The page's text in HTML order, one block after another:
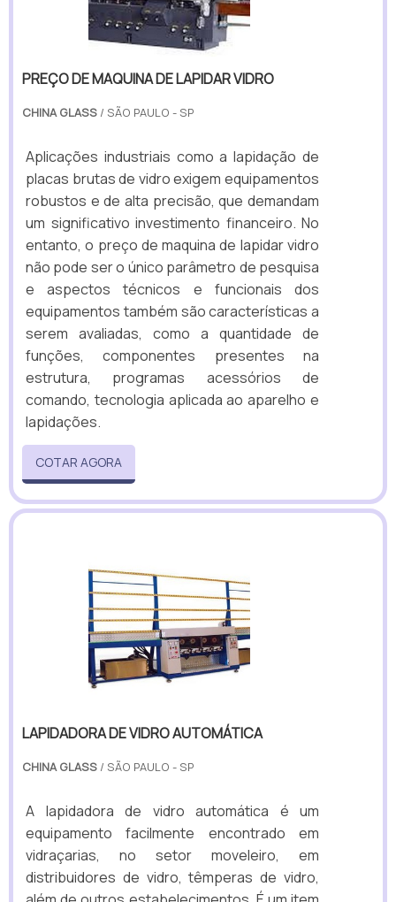
PREÇO DE MAQUINA DE LAPIDAR VIDRO
CHINA GLASS / SÃO PAULO - SP
Aplicações industriais como a lapidação de
placas brutas de vidro exigem equipamentos
robustos e de alta precisão, que demandam
um significativo investimento financeiro. No
entanto, o preço de maquina de lapidar vidro
não pode ser o único parâmetro de pesquisa
e aspectos técnicos e funcionais dos
equipamentos também são características a
serem avaliadas, como a quantidade de
funções, componentes presentes na
estrutura, programas acessórios de
comando, tecnologia aplicada ao aparelho e
lapidações.
COTAR AGORA
LAPIDADORA DE VIDRO AUTOMÁTICA
CHINA GLASS / SÃO PAULO - SP
A lapidadora de vidro automática é um
equipamento facilmente encontrado em
vidraçarias, no setor moveleiro, em
distribuidores de vidro, têmperas de vidro,